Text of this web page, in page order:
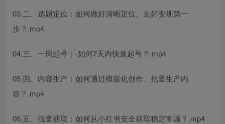
03.二、选题定位：如何做好清晰定位、走好变现第一
步？.mp4
04.三、一周起号：-如何7天内快速起号？.mp4
05.四、内容生产：如何通过模版化创作、批量生产内
容？.mp4
06.五、流量获取：如何从小红书安全获取稳定客源？.mp4